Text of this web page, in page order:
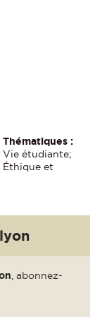
Thématiques :
Vie étudiante;
Éthique et
, abonnez-